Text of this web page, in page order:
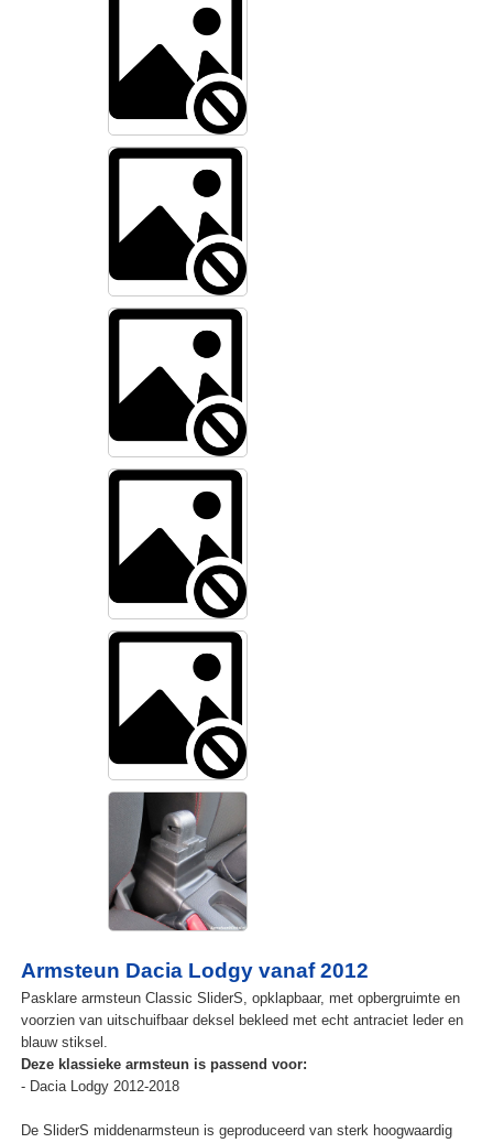
Armsteun Dacia Lodgy vanaf 2012
Pasklare armsteun Classic SliderS, opklapbaar, met opbergruimte en
voorzien van uitschuifbaar deksel bekleed met echt antraciet leder en
blauw stiksel.
Deze klassieke armsteun is passend voor:
- Dacia Lodgy 2012-2018
De SliderS middenarmsteun is geproduceerd van sterk hoogwaardig